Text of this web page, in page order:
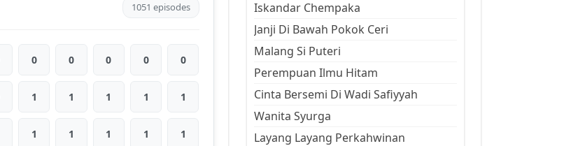
1051 episodes
0 0 0 0 0
1 1 1 1 1
1 1 1 1 1
Iskandar Chempaka
Janji Di Bawah Pokok Ceri
Malang Si Puteri
Perempuan Ilmu Hitam
Cinta Bersemi Di Wadi Safiyyah
Wanita Syurga
Layang Layang Perkahwinan